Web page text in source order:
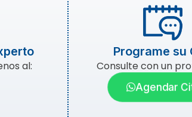
al:
Programe su
Consulte con un
Agendar